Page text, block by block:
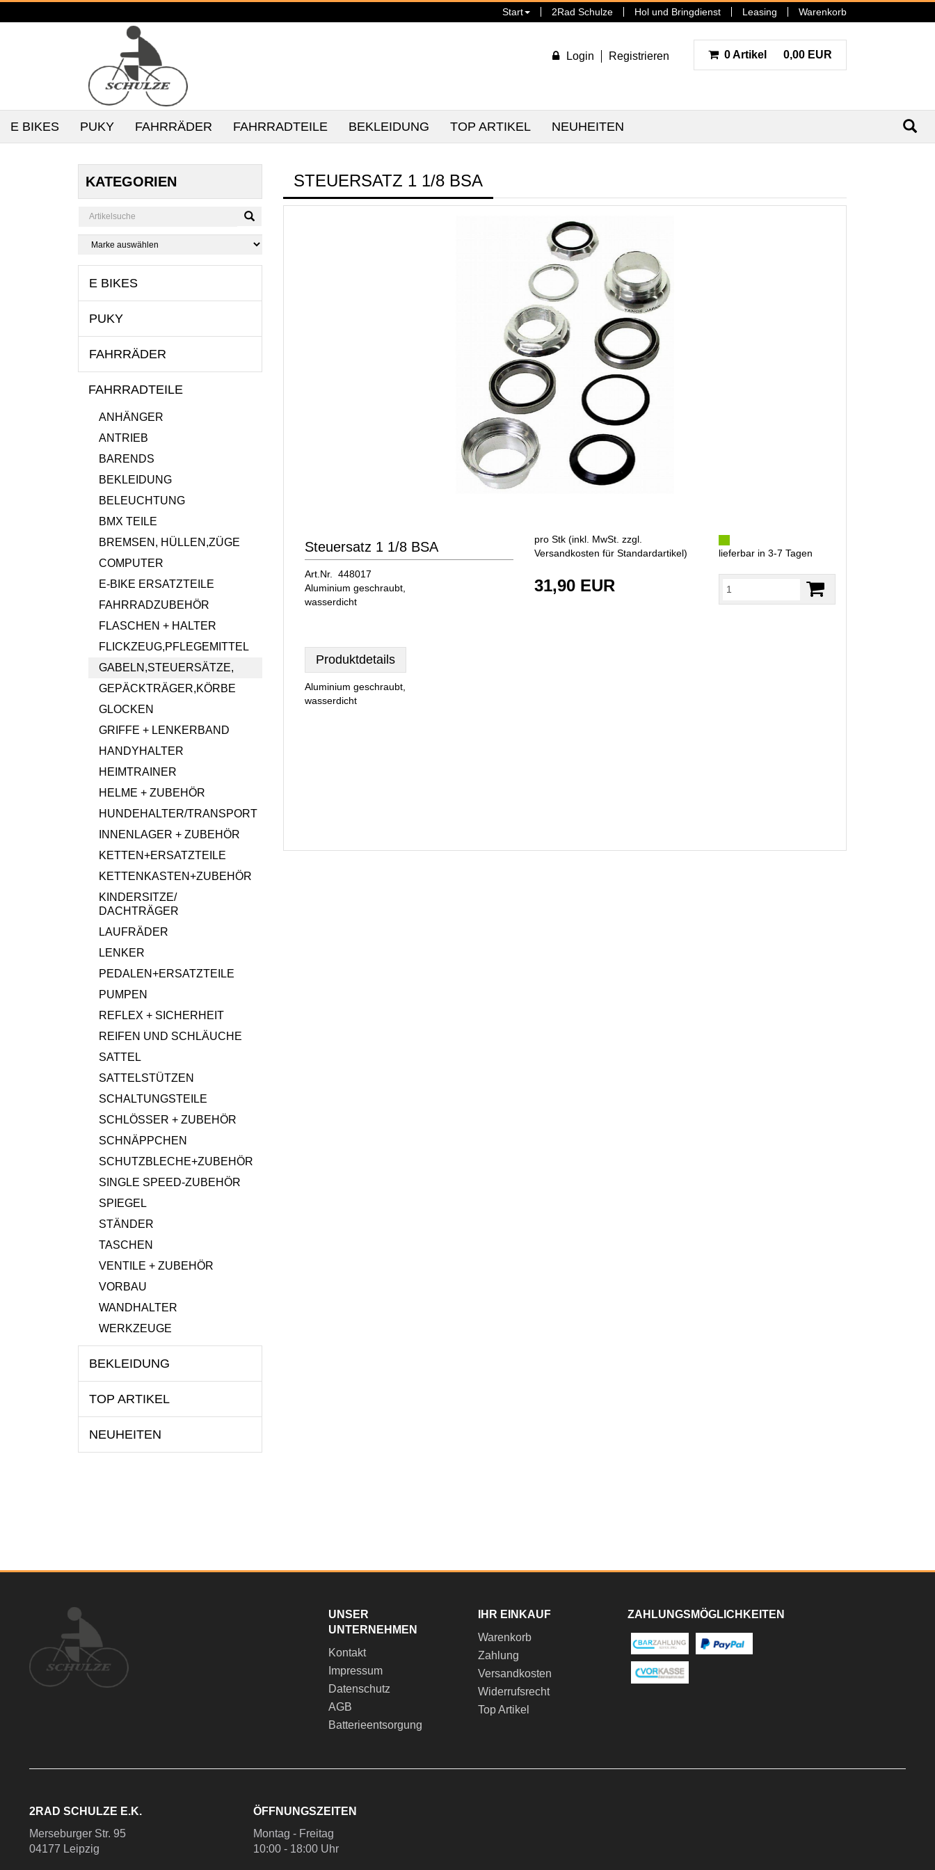
Start 2Rad Schulze Hol und Bringdienst Leasing Warenkorb
Login Registrieren 0 Artikel 0,00 EUR
E BIKES PUKY FAHRRÄDER FAHRRADTEILE BEKLEIDUNG TOP ARTIKEL NEUHEITEN
KATEGORIEN
E BIKES
PUKY
FAHRRÄDER
FAHRRADTEILE
ANHÄNGER
ANTRIEB
BARENDS
BEKLEIDUNG
BELEUCHTUNG
BMX TEILE
BREMSEN, HÜLLEN,ZÜGE
COMPUTER
E-BIKE ERSATZTEILE
FAHRRADZUBEHÖR
FLASCHEN + HALTER
FLICKZEUG,PFLEGEMITTEL
GABELN,STEUERSÄTZE,
GEPÄCKTRÄGER,KÖRBE
GLOCKEN
GRIFFE + LENKERBAND
HANDYHALTER
HEIMTRAINER
HELME + ZUBEHÖR
HUNDEHALTER/TRANSPORT
INNENLAGER + ZUBEHÖR
KETTEN+ERSATZTEILE
KETTENKASTEN+ZUBEHÖR
KINDERSITZE/
DACHTRÄGER
LAUFRÄDER
LENKER
PEDALEN+ERSATZTEILE
PUMPEN
REFLEX + SICHERHEIT
REIFEN UND SCHLÄUCHE
SATTEL
SATTELSTÜTZEN
SCHALTUNGSTEILE
SCHLÖSSER + ZUBEHÖR
SCHNÄPPCHEN
SCHUTZBLECHE+ZUBEHÖR
SINGLE SPEED-ZUBEHÖR
SPIEGEL
STÄNDER
TASCHEN
VENTILE + ZUBEHÖR
VORBAU
WANDHALTER
WERKZEUGE
BEKLEIDUNG
TOP ARTIKEL
NEUHEITEN
STEUERSATZ 1 1/8 BSA
Steuersatz 1 1/8 BSA
Art.Nr. 448017
Aluminium geschraubt,
wasserdicht
pro Stk (inkl. MwSt. zzgl.
Versandkosten für Standardartikel)
31,90 EUR
lieferbar in 3-7 Tagen
Produktdetails
Aluminium geschraubt,
wasserdicht
UNSER
UNTERNEHMEN
Kontakt
Impressum
Datenschutz
AGB
Batterieentsorgung
IHR EINKAUF
Warenkorb
Zahlung
Versandkosten
Widerrufsrecht
Top Artikel
ZAHLUNGSMÖGLICHKEITEN
2RAD SCHULZE E.K.
Merseburger Str. 95
04177 Leipzig
ÖFFNUNGSZEITEN
Montag - Freitag
10:00 - 18:00 Uhr